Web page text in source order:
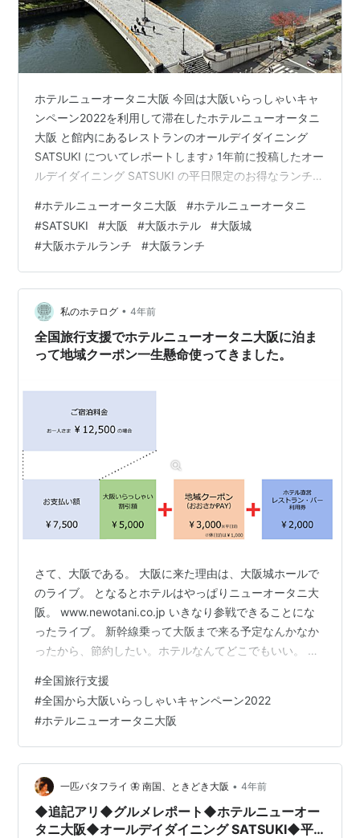
ホテルニューオータニ大阪 今回は大阪いらっしゃいキャ
ンペーン2022を利用して滞在したホテルニューオータニ
大阪 と館内にあるレストランのオールデイダイニング
SATSUKI についてレポートします♪ 1年前に投稿したオー
ルデイダイニング SATSUKI の平日限定のお得なランチセ
た後にも数回訪れているので最新版をご紹介します＾＾
オールデイダイニング SATSUKI の記事はこちらからどう
ぞ↓ www.solo-butterfly.com 公式サイト
www.newotani.co.jp ホテルニューオータニ大阪 場所 宿
泊時期 一休.comの…
#ホテルニューオータニ大阪 #ホテルニューオータニ
#SATSUKI #大阪 #大阪ホテル #大阪城
#大阪ホテルランチ #大阪ランチ
私のホテログ • 4年前
全国旅行支援でホテルニューオータニ大阪に泊ま
って地域クーポン一生懸命使ってきました。
さて、大阪である。 大阪に来た理由は、大阪城ホールで
のライブ。 となるとホテルはやっぱりニューオータニ大
阪。 www.newotani.co.jp いきなり参戦できることにな
ったライブ。 新幹線乗って大阪まで来る予定なんかなか
ったから、節約したい。ホテルなんてどこでもいい。 と
級ホテルからすると値段もお手頃。最初検索して素泊ま
り¥12500ぐらいだったし。 他にビジネスホテルも検索
したが、シングルだと¥8000ぐらいする。土曜日だった
しね。 ということで値段と、絶対的立地と、ホテルのク
オリティ等を比較して、こちらに決定！ 全国旅行支援の
「日本中…
#全国旅行支援
#全国から大阪いらっしゃいキャンペーン2022
#ホテルニューオータニ大阪
一匹バタフライ 🦋 南国、ときどき大阪 • 4年前
◆追記アリ◆グルメレポート◆ホテルニューオー
タニ大阪◆オールデイダイニング SATSUKI◆平